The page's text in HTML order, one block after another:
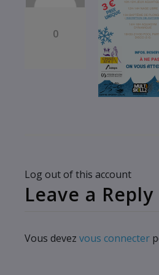
0
Log out of this account
Leave a Reply
Vous devez vous connecter